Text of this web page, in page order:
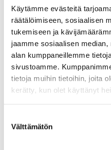
Käytämme evästeitä
räätälöimiseen, sosiaalisen
tukemiseen ja
jaamme sosiaalisen
alan kumppaneillemme
sivustoamme.
tietoja muihin tietoihin, joita
kerätty, kun olet käyttänyt
valinta
Välttämätön
Jaa tapahtuma:
Facebook
Linkedin